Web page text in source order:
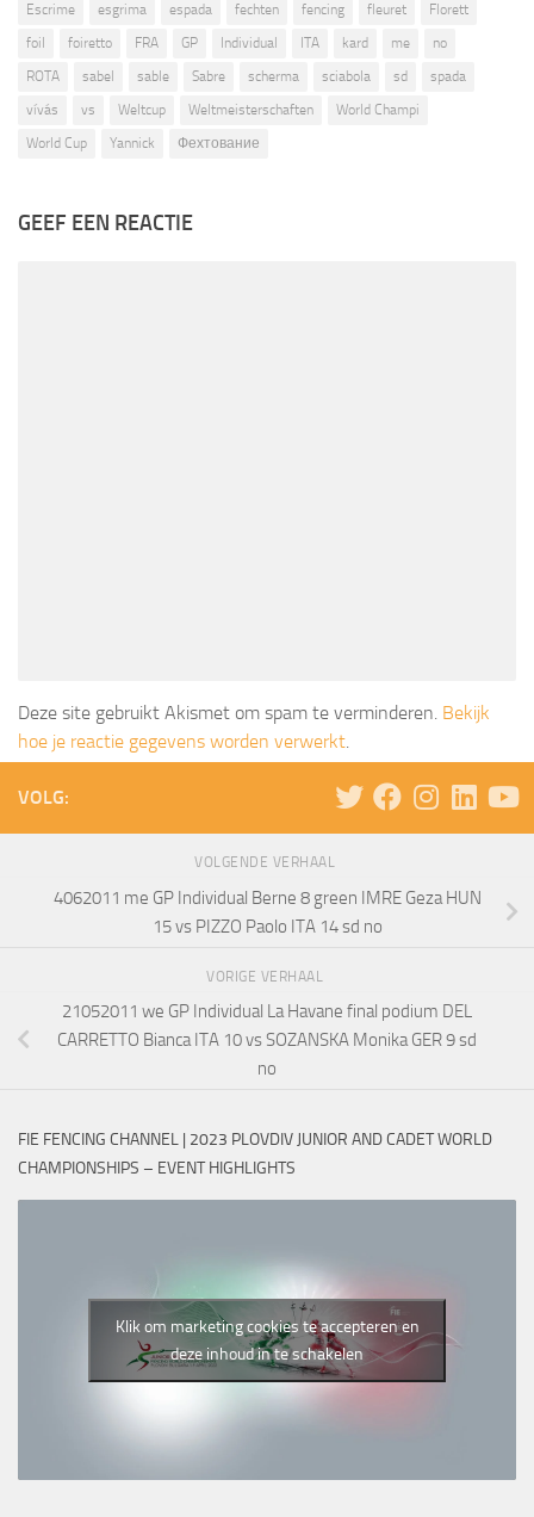
Escrime
esgrima espada fechten fencing fleuret
Florett
foil
foiretto FRA GP Individual ITA kard me
no
ROTA
sabel sable Sabre scherma sciabola sd
spada
vívás
vs Weltcup Weltmeisterschaften
World Champi
World Cup
Yannick Фехтование
GEEF EEN REACTIE
Deze site gebruikt Akismet om spam te verminderen. Bekijk
hoe je reactie gegevens worden verwerkt.
VOLG:
VOLGENDE VERHAAL
4062011 me GP Individual Berne 8 green IMRE Geza HUN
15 vs PIZZO Paolo ITA 14 sd no
VORIGE VERHAAL
21052011 we GP Individual La Havane final podium DEL
CARRETTO Bianca ITA 10 vs SOZANSKA Monika GER 9 sd
no
FIE FENCING CHANNEL | 2023 PLOVDIV JUNIOR AND CADET WORLD
CHAMPIONSHIPS – EVENT HIGHLIGHTS
Klik om marketing cookies te accepteren en
deze inhoud in te schakelen